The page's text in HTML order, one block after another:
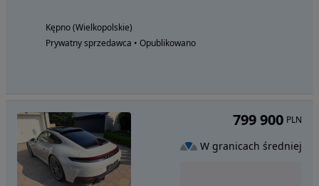
Kępno (Wielkopolskie)
Prywatny sprzedawca • Opublikowano
799 900 PLN
W granicach średniej